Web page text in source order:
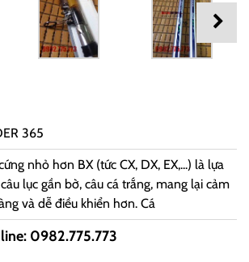
365
nhỏ hơn BX (tức CX, DX, EX,...) là lựa
lục gần bờ, câu cá trắng, mang lại cảm
và dễ điều khiển hơn. Cá
0982.775.773